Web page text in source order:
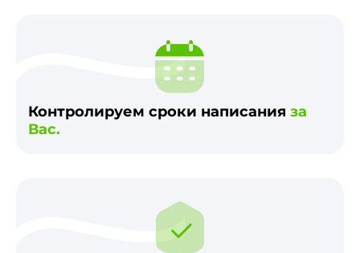
Контролируем сроки написания за
Вас.